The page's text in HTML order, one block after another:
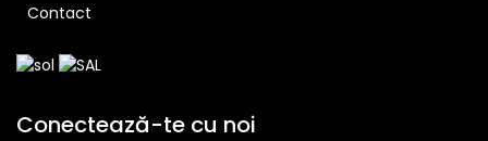
Contact
Conectează-te cu noi